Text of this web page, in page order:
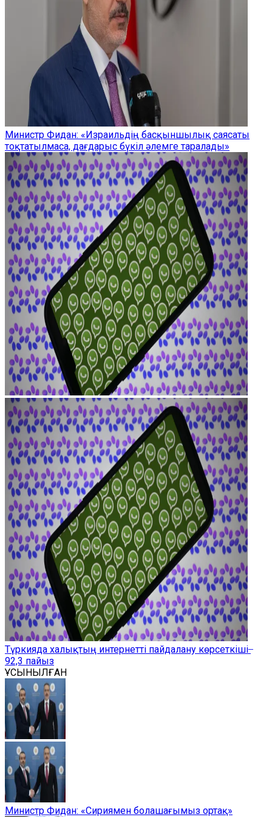
Министр Фидан: «Израильдің басқыншылық саясаты
тоқтатылмаса, дағдарыс бүкіл әлемге таралады»
Түркияда халықтың интернетті пайдалану көрсеткіші ̶
92,3 пайыз
ҰСЫНЫЛҒАН
Министр Фидан: «Сириямен болашағымыз ортақ»